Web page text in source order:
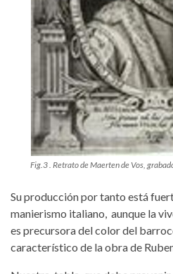
Fig.3 . Retrato de Maerten de Vos,
Su producción por tanto está
manierismo italiano, aunque la
es precursora del color del
característico de la obra de